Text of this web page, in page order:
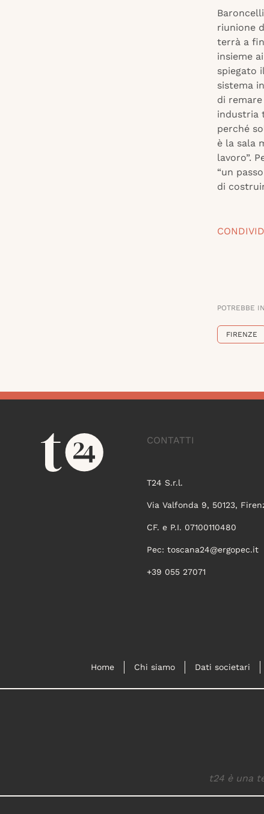
riunione
terrà a
insieme
spiegato
sistema
di
industria
perché
è la sala
lavoro”.
“un
di
POTREBBE
FIRENZE
CONTATTI
T24 S.r.l.
Via Valfonda 9, 50123,
CF. e P.I. 07100110480
Pec: toscana24@ergopec.it
+39 055 27071
Home Chi siamo Dati societari
t24 è una